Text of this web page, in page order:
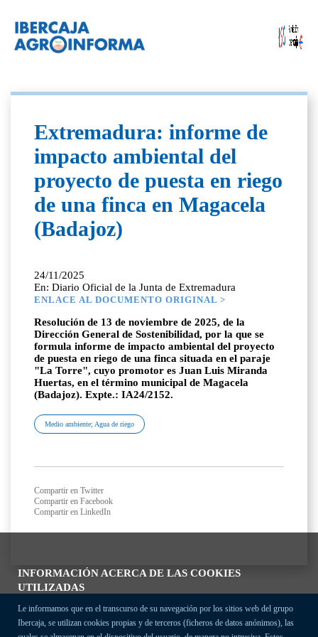
INFORMACIÓN ACERCA DE LAS COOKIES
UTILIZADAS
Le informamos que en el transcurso de su navegación por los sitios web del grupo
Ibercaja, se utilizan cookies propias y de terceros (ficheros de datos anónimos), las
Extremadura: informe de
impacto ambiental del
proyecto de puesta en riego
de una finca en Magacela
(Badajoz)
24/11/2025
En: Diario Oficial de la Junta de Extremadura
ENLACE AL DOCUMENTO ORIGINAL >
Resolución de 13 de noviembre de 2025, de la
Dirección General de Sostenibilidad, por la que se
formula informe de impacto ambiental del proyecto
de puesta en riego de una finca situada en el paraje
"La Torre", cuyo promotor es Juan Luis Miranda
Huertas, en el término municipal de Magacela
(Badajoz). Expte.: IA24/2152.
Medio ambiente; Agua de riego
Compartir en Twitter
Compartir en Facebook
Compartir en LinkedIn